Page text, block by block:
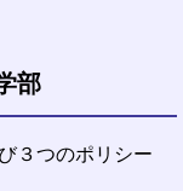
部
３つのポリシー